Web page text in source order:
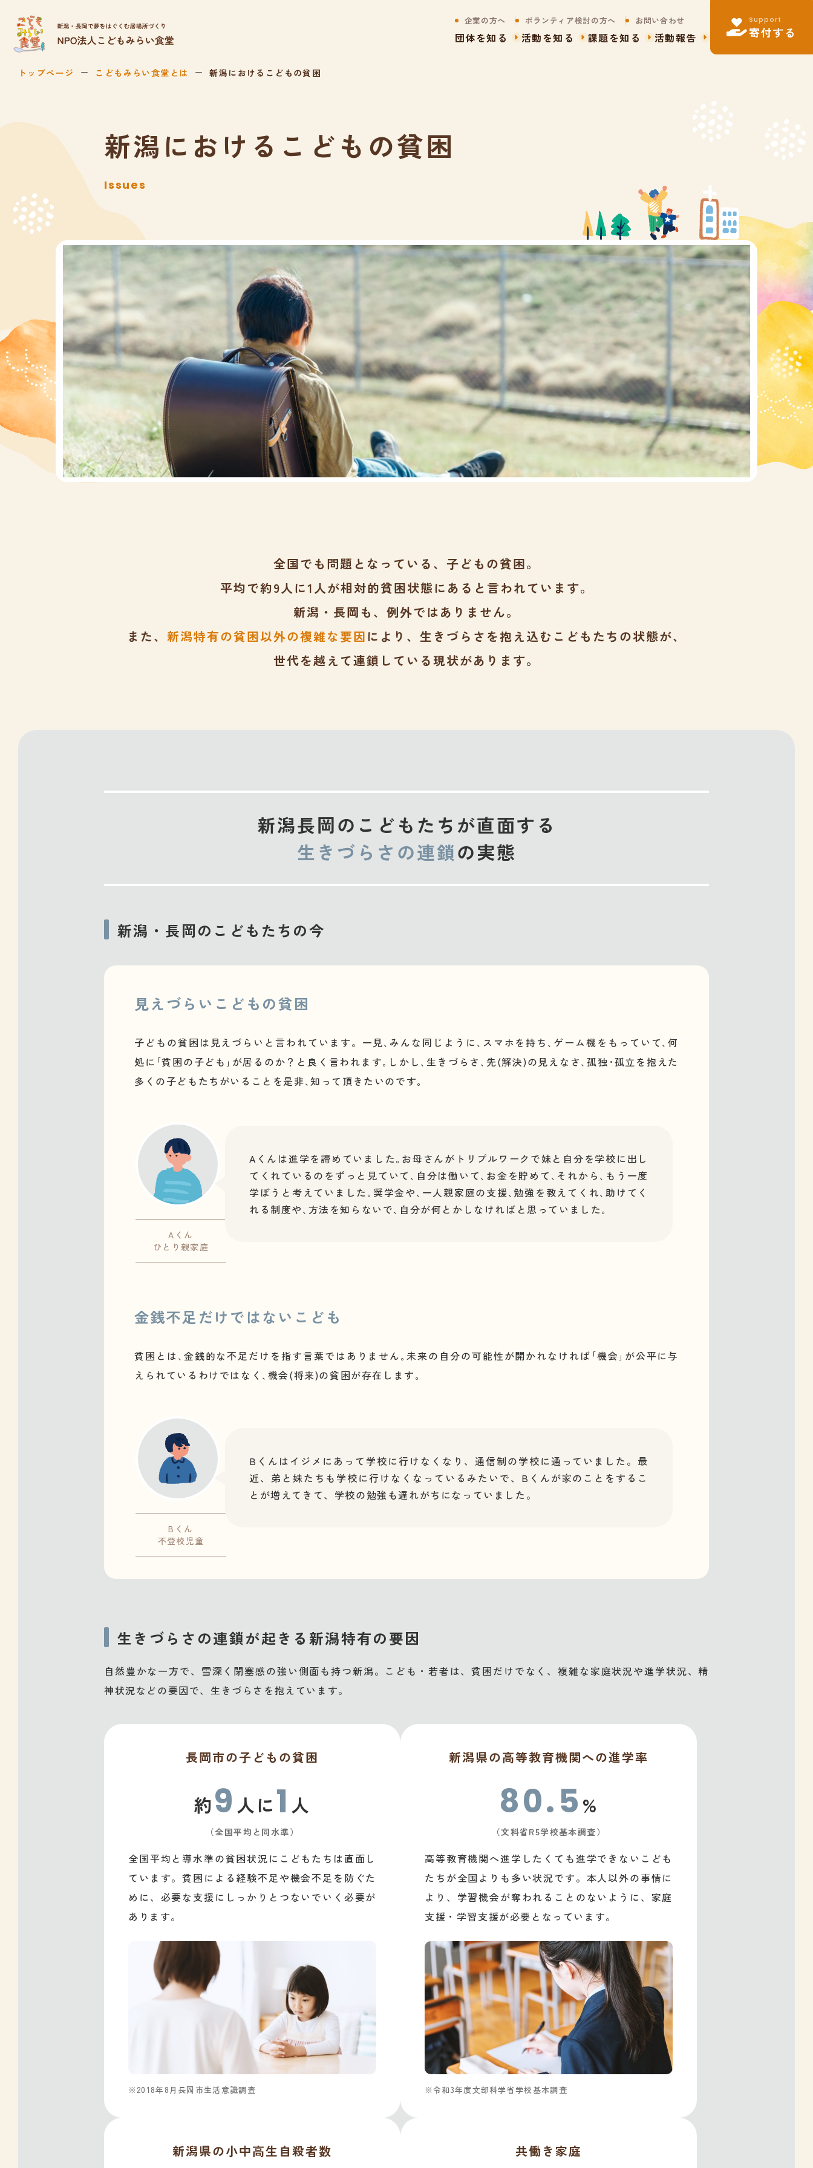
トップページ こどもみらい食堂とは 新潟におけるこどもの貧困
新潟におけるこどもの貧困
Issues
企業の方へ ボランティア検討の方へ お問い合わせ
団体を知る 活動を知る 課題を知る 活動報告
Support
寄付する
全国でも問題となっている、子どもの貧困。
平均で約9人に1人が相対的貧困状態にあると言われています。
新潟・長岡も、例外ではありません。
また、 新潟特有の貧困以外の複雑な要因により、生きづらさを抱え込むこどもたちの状態が、
世代を越えて連鎖している現状があります。
新潟長岡のこどもたちが直面する
生きづらさの連鎖の実態
新潟・長岡のこどもたちの今
見えづらいこどもの貧困
子どもの貧困は見えづらいと言われています。一見､みんな同じように､スマホを持ち､ゲーム機をもっていて､何
処に｢貧困の子ども｣が居るのか？と良く言われます｡しかし､生きづらさ､先(解決)の見えなさ､孤独･孤立を抱えた
多くの子どもたちがいることを是非､知って頂きたいのです｡
Aくん
ひとり親家庭
Aくんは進学を諦めていました｡お母さんがトリプルワークで妹と自分を学校に出し
てくれているのをずっと見ていて､自分は働いて､お金を貯めて､それから､もう一度
学ぼうと考えていました｡奨学金や､一人親家庭の支援､勉強を教えてくれ､助けてく
れる制度や､方法を知らないで､自分が何とかしなければと思っていました｡
金銭不足だけではないこども
貧困とは､金銭的な不足だけを指す言葉ではありません｡未来の自分の可能性が開かれなければ｢機会｣が公平に与
えられているわけではなく､機会(将来)の貧困が存在します｡
Bくん
不登校児童
Bくんはイジメにあって学校に行けなくなり、通信制の学校に通っていました。最
近、弟と妹たちも学校に行けなくなっているみたいで、Bくんが家のことをするこ
とが増えてきて、学校の勉強も遅れがちになっていました。
生きづらさの連鎖が起きる新潟特有の要因
自然豊かな一方で、雪深く閉塞感の強い側面も持つ新潟。こども・若者は、貧困だけでなく、複雑な家庭状況や進学状況、精
神状況などの要因で、生きづらさを抱えています。
長岡市の子どもの貧困
約9 人に1 人
（全国平均と同水準）
全国平均と導水準の貧困状況にこどもたちは直面し
ています。貧困による経験不足や機会不足を防ぐた
めに、必要な支援にしっかりとつないでいく必要が
あります。
2018年8月長岡市生活意識調査
新潟県の高等教育機関への進学率
80.5 %
（文科省R5学校基本調査）
高等教育機関へ進学したくても進学できないこども
たちが全国よりも多い状況です。本人以外の事情に
より、学習機会が奪われることのないように、家庭
支援・学習支援が必要となっています。
令和3年度文部科学省学校基本調査
新潟県の小中高生自殺者数 共働き家庭